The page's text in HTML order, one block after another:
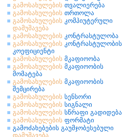
გამოსახულების თვალიერება
გამოსახულების თრთოლა
გამოსახულების კომპიუტერული
დამუშავება
გამოსახულების კონტრასტულობა
გამოსახულების კონტრასტულობის
კოეფიციენტი
გამოსახულების მკაფიოობა
გამოსახულების მკაფიოობის
მომატება
გამოსახულების მკაფიოობის
შემცირება
გამოსახულების სენსორი
გამოსახულების სიგნალი
გამოსახულების სწრაფი გადიდება
გამოსახულების ფორმატი
გამოძახებების გაუმჯობესებული
დამუშავება